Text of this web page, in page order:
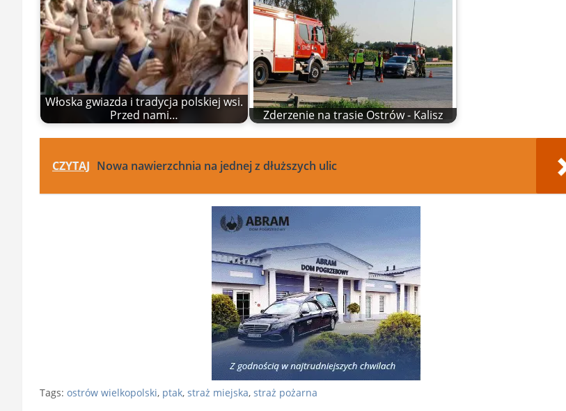
Włoska gwiazda i tradycja polskiej wsi.
Przed nami…
Zderzenie na trasie Ostrów - Kalisz
CZYTAJ Nowa nawierzchnia na jednej z dłuższych ulic
Tags: ostrów wielkopolski, ptak, straż miejska, straż pożarna